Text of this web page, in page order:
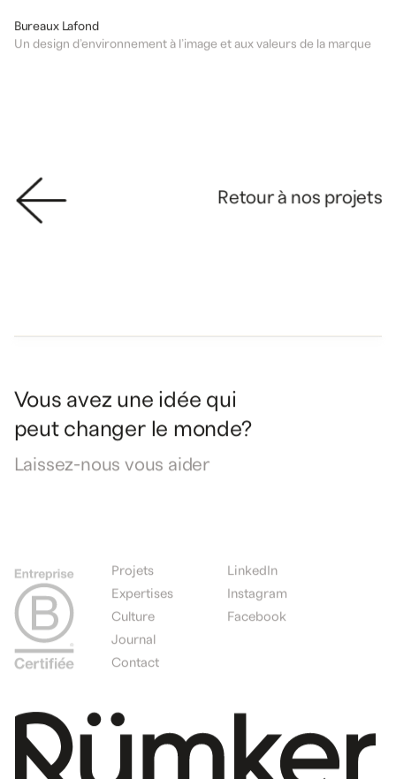
Bureaux Lafond
Un design d’environnement à l’image et aux valeurs de la marque
Retour à nos projets
Vous avez une idée qui
peut changer le monde?
Laissez-nous vous aider
Projets
Expertises
Culture
Journal
Contact
LinkedIn
Instagram
Facebook